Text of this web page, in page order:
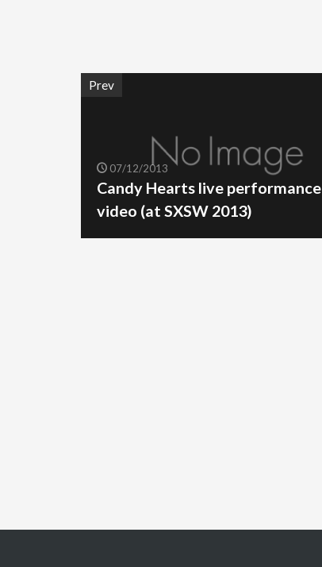
Prev
07/12/2013
Candy Hearts live performance
video (at SXSW 2013)